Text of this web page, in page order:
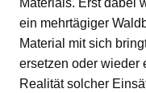
ein mehrtägiger
Material mit sich
ersetzen oder wieder
Realität solcher